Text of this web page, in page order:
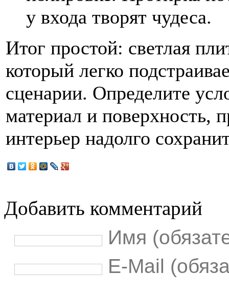
у входа творят чудеса.
Итог простой: светлая
который легко
сценарии. Определите
материал и поверхность,
интерьер надолго
Добавить комментарий
Имя
E-Mail